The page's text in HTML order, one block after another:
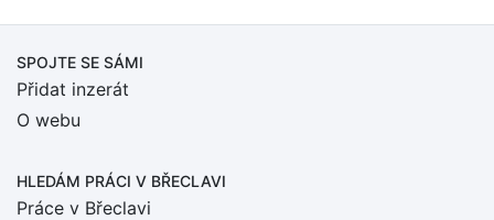
SPOJTE SE SÁMI
Přidat inzerát
O webu
HLEDÁM PRÁCI V BŘECLAVI
Práce v Břeclavi